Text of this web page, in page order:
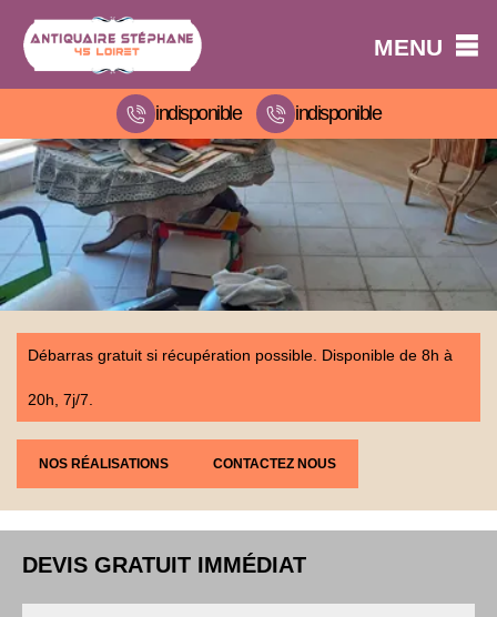
MENU
indisponible indisponible
Débarras gratuit si récupération possible. Disponible de 8h à
20h, 7j/7.
NOS RÉALISATIONS CONTACTEZ NOUS
DEVIS GRATUIT IMMÉDIAT